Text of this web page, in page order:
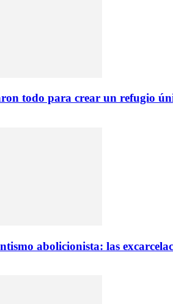
todo para crear un refugio
abolicionista: las